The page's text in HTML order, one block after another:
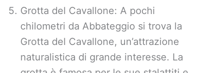
Grotta del Cavallone: A pochi
chilometri da Abbateggio si trova la
Grotta del Cavallone, un’attrazione
naturalistica di grande interesse. La